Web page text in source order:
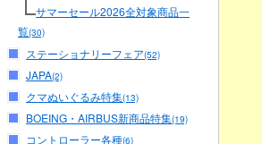
サマーセール2026全対象商品一
覧(30)
ステーショナリーフェア(52)
JAPA(2)
クマぬいぐるみ特集(13)
BOEING・AIRBUS新商品特集(19)
コントローラー各種(6)